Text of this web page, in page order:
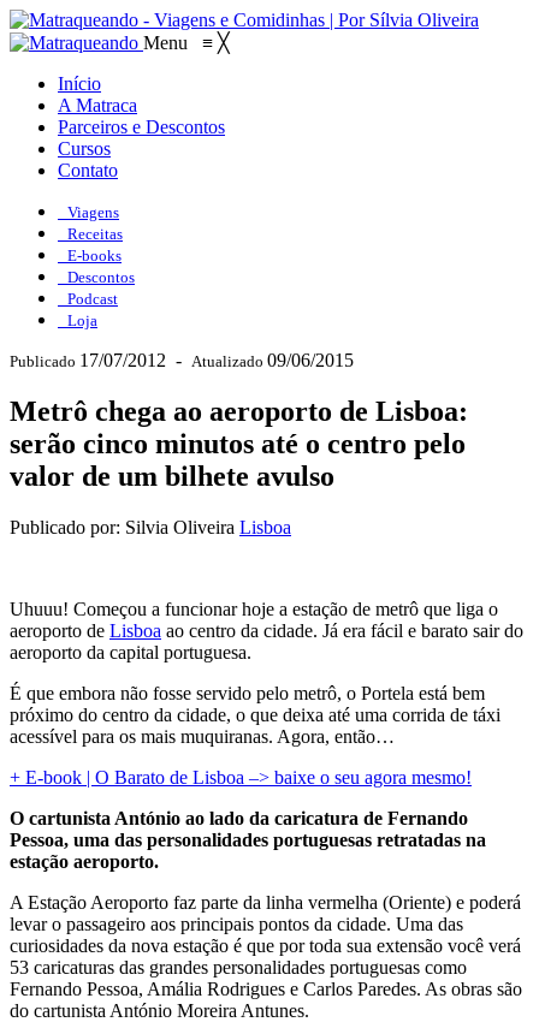
Menu ≡ ╳
Início
A Matraca
Parceiros e Descontos
Cursos
Contato
Viagens
Receitas
E-books
Descontos
Podcast
Loja
Publicado 17/07/2012 - Atualizado 09/06/2015
Metrô chega ao aeroporto de Lisboa:
serão cinco minutos até o centro pelo
valor de um bilhete avulso
Publicado por: Silvia Oliveira Lisboa
Uhuuu! Começou a funcionar hoje a estação de metrô que liga o
aeroporto de Lisboa ao centro da cidade. Já era fácil e barato sair do
aeroporto da capital portuguesa.
É que embora não fosse servido pelo metrô, o Portela está bem
próximo do centro da cidade, o que deixa até uma corrida de táxi
acessível para os mais muquiranas. Agora, então…
+ E-book | O Barato de Lisboa –> baixe o seu agora mesmo!
O cartunista António ao lado da caricatura de Fernando
Pessoa, uma das personalidades portuguesas retratadas na
estação aeroporto.
A Estação Aeroporto faz parte da linha vermelha (Oriente) e poderá
levar o passageiro aos principais pontos da cidade. Uma das
curiosidades da nova estação é que por toda sua extensão você verá
53 caricaturas das grandes personalidades portuguesas como
Fernando Pessoa, Amália Rodrigues e Carlos Paredes. As obras são
do cartunista António Moreira Antunes.